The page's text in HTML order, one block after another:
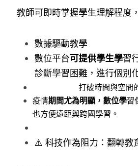
教師可即時掌握學生理解程度
數據驅動教學
數位平台可提供學生學習
診斷學習困難，進行個別
打破時間與空間
疫情期間尤為明顯，數位學習
也方便遠距與跨國學習。
⚠️ 科技作為阻力：翻轉教